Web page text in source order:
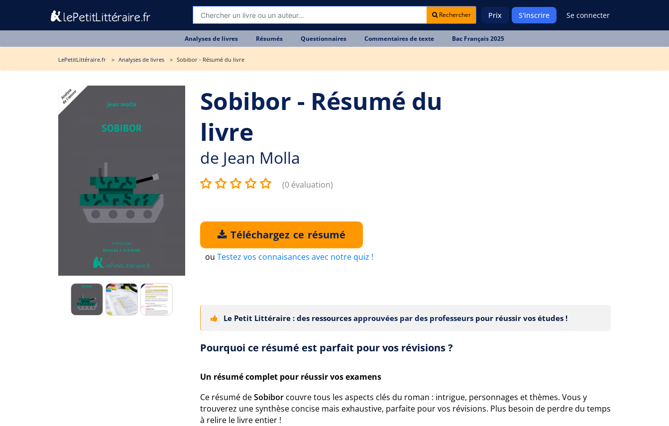
Rechercher Prix S'inscrire Se connecter
Analyses de livres Résumés Questionnaires Commentaires de texte Bac Français 2025
LePetitLittéraire.fr Analyses de livres Sobibor - Résumé du livre
Sobibor - Résumé du
livre
de Jean Molla
(0 évaluation)
Téléchargez ce résumé
ou Testez vos connaisances avec notre quiz !
Le Petit Littéraire : des ressources approuvées par des professeurs pour réussir vos études !
Pourquoi ce résumé est parfait pour vos révisions ?
Un résumé complet pour réussir vos examens
Ce résumé deSobibor couvre tous les aspects clés du roman : intrigue, personnages et thèmes. Vous y
trouverez une synthèse concise mais exhaustive, parfaite pour vos révisions. Plus besoin de perdre du temps
à relire le livre entier !